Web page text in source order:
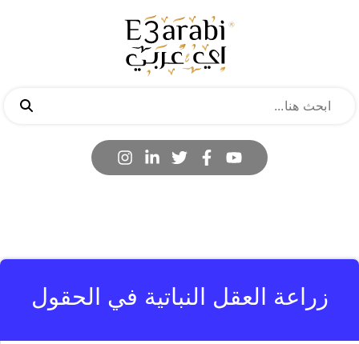
زراعة العقل النباتية في الحقول